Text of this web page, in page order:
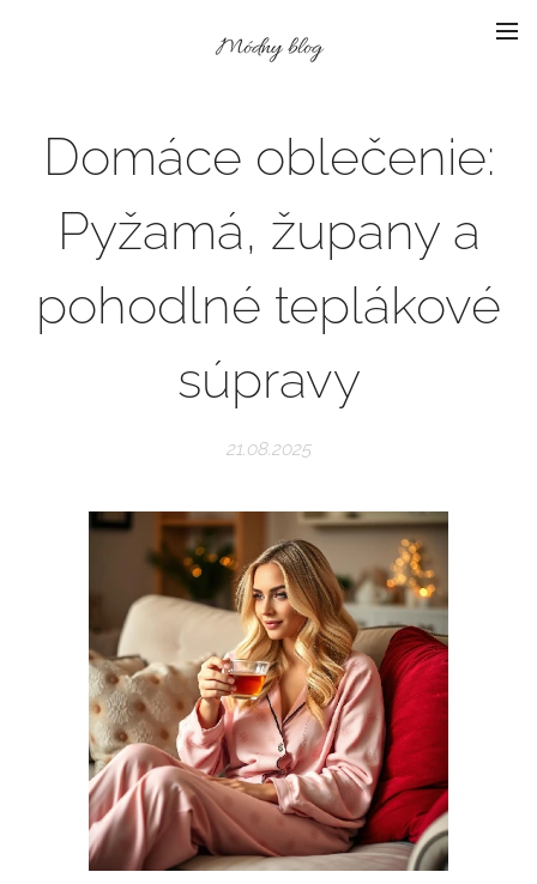
Módny blog
Domáce oblečenie:
Pyžamá, župany a
pohodlné teplákové
súpravy
21.08.2025